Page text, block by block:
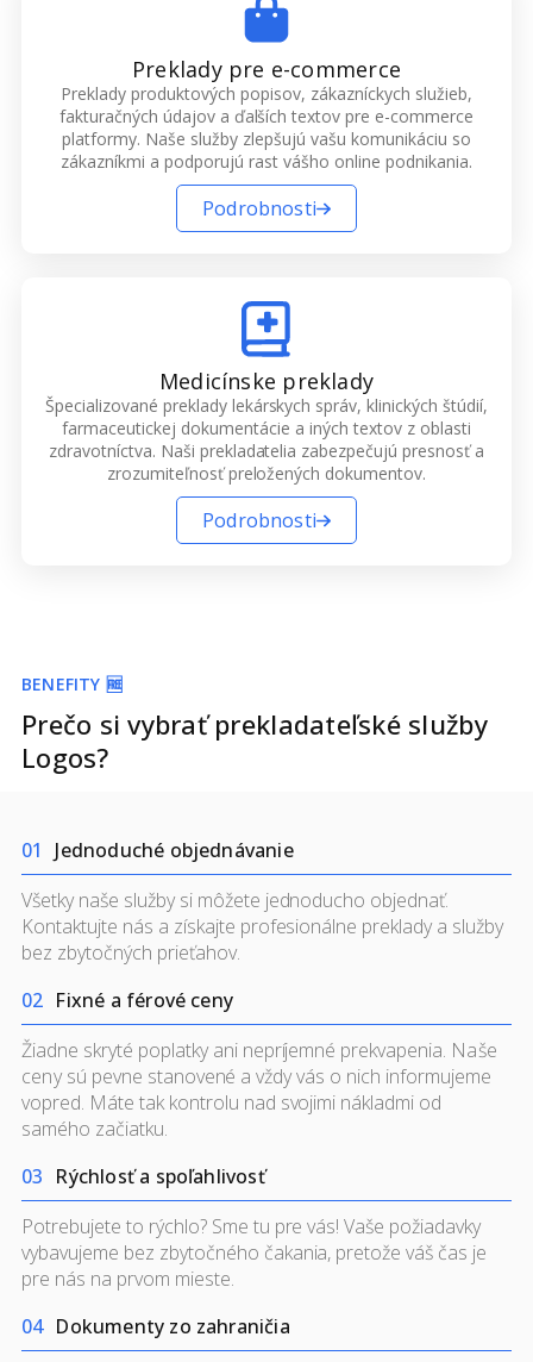
Preklady pre e-commerce
Preklady produktových popisov, zákazníckych služieb,
fakturačných údajov a ďalších textov pre e-commerce
platformy. Naše služby zlepšujú vašu komunikáciu so
zákazníkmi a podporujú rast vášho online podnikania.
Podrobnosti
Medicínske preklady
Špecializované preklady lekárskych správ, klinických štúdií,
farmaceutickej dokumentácie a iných textov z oblasti
zdravotníctva. Naši prekladatelia zabezpečujú presnosť a
zrozumiteľnosť preložených dokumentov.
Podrobnosti
BENEFITY 🆓
Prečo si vybrať prekladateľské služby
Logos?
01
Jednoduché objednávanie
Všetky naše služby si môžete jednoducho objednať.
Kontaktujte nás a získajte profesionálne preklady a služby
bez zbytočných prieťahov.
02 Fixné a férové ceny
Žiadne skryté poplatky ani nepríjemné prekvapenia. Naše
cenysú pevne stanovené a vždy vás o nich informujeme
vopred. Máte tak kontrolu nad svojimi nákladmi od
samého začiatku.
03 Rýchlosť a spoľahlivosť
Potrebujete to rýchlo? Sme tu pre vás! Vaše požiadavky
vybavujeme bez zbytočného čakania, pretože váš čas je
pre nás na prvom mieste.
04 Dokumenty zo zahraničia